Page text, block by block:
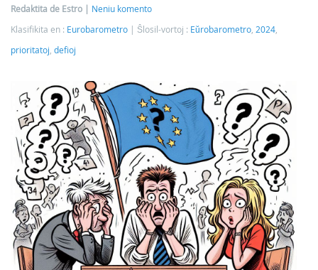
Redaktita de Estro
Neniu komento
Klasifikita en : Eurobarometro Ŝlosil-vortoj : Eŭrobarometro 2024
prioritatoj defioj